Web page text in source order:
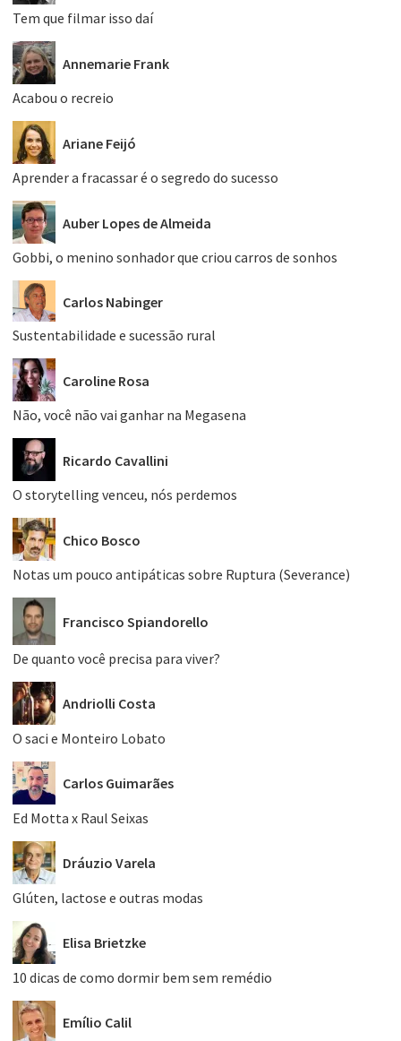
Tem que filmar isso daí
Annemarie Frank
Acabou o recreio
Ariane Feijó
Aprender a fracassar é o segredo do sucesso
Auber Lopes de Almeida
Gobbi, o menino sonhador que criou carros de sonhos
Carlos Nabinger
Sustentabilidade e sucessão rural
Caroline Rosa
Não, você não vai ganhar na Megasena
Ricardo Cavallini
O storytelling venceu, nós perdemos
Chico Bosco
Notas um pouco antipáticas sobre Ruptura (Severance)
Francisco Spiandorello
De quanto você precisa para viver?
Andriolli Costa
O saci e Monteiro Lobato
Carlos Guimarães
Ed Motta x Raul Seixas
Dráuzio Varela
Glúten, lactose e outras modas
Elisa Brietzke
10 dicas de como dormir bem sem remédio
Emílio Calil